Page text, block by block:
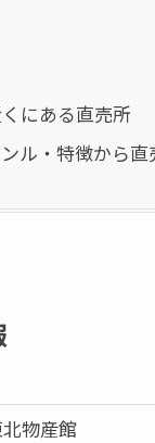
にある直売所
ル・特徴から
物産館